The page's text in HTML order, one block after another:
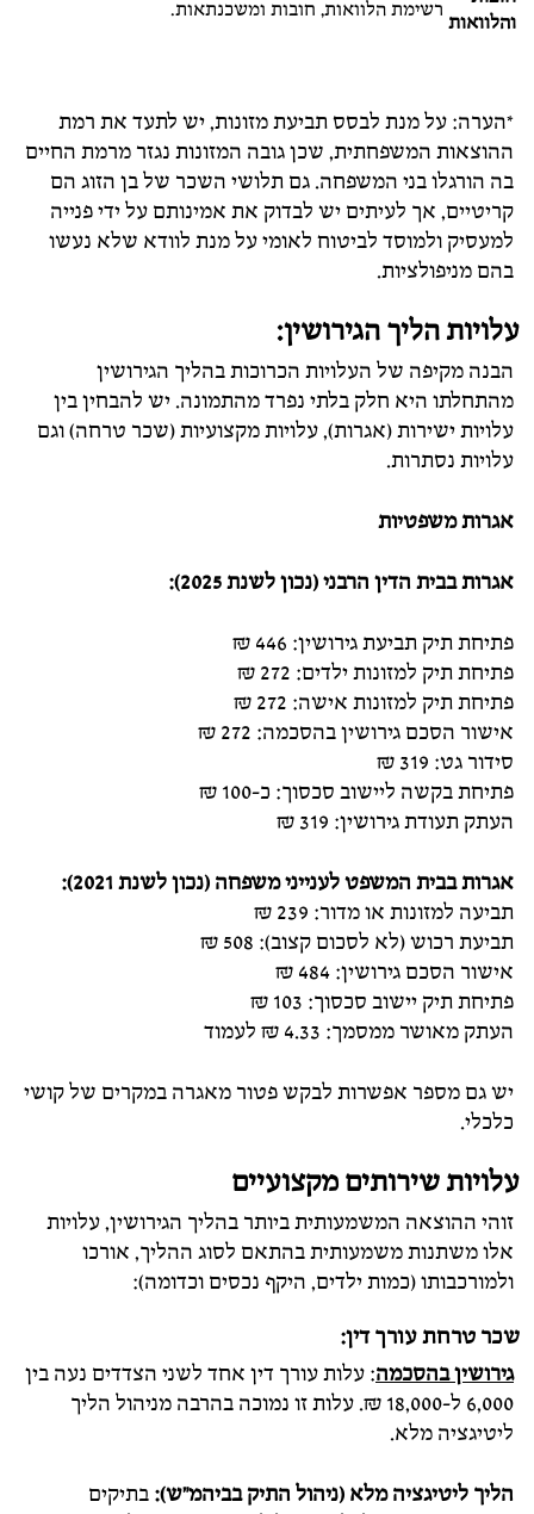
והלוואות
רשימת הלוואות, חובות ומשכנתאות.
*הערה: על מנת לבסס תביעת מזונות, יש לתעד את רמת
ההוצאות המשפחתית, שכן גובה המזונות נגזר מרמת החיים
בה הורגלו בני המשפחה. גם תלושי השכר של בן הזוג הם
קריטיים, אך לעיתים יש לבדוק את אמינותם על ידי פנייה
למעסיק ולמוסד לביטוח לאומי על מנת לוודא שלא נעשו
בהם מניפולציות.
עלויות הליך הגירושין:
הבנה מקיפה של העלויות הכרוכות בהליך הגירושין
מהתחלתו היא חלק בלתי נפרד מהתמונה. יש להבחין בין
עלויות ישירות (אגרות), עלויות מקצועיות (שכר טרחה) וגם
עלויות נסתרות.
אגרות משפטיות
אגרות בבית הדין הרבני (נכון לשנת 2025) :
פתיחת תיק תביעת גירושין: 446 ₪
פתיחת תיק למזונות ילדים: 272 ₪
פתיחת תיק למזונות אישה: 272 ₪
אישור הסכם גירושין בהסכמה: 272 ₪
סידור גט: 319 ₪
פתיחת בקשה ליישוב סכסוך: כ-100 ₪
העתק תעודת גירושין: 319 ₪
אגרות בבית המשפט לענייני משפחה (נכון לשנת 2021)
:
תביעה למזונות או מדור: 239 ₪
תביעת רכוש (לא לסכום קצוב): 508 ₪
אישור הסכם גירושין: 484 ₪
פתיחת תיק יישוב סכסוך: 103 ₪
העתק מאושר ממסמך: 4.33 ₪ לעמוד
יש גם מספר אפשרות לבקש פטור מאגרה במקרים של קושי
כלכלי.
עלויות שירותים מקצועיים
זוהי ההוצאה המשמעותית ביותר בהליך הגירושין, עלויות
אלו משתנות משמעותית בהתאם לסוג ההליך, אורכו
ולמורכבותו (כמות ילדים, היקף נכסים וכדומה):
שכר טרחת עורך דין:
גירושין בהסכמה: עלות עורך דין אחד לשני הצדדים נעה בין
6,000 ל-18,000 ₪. עלות זו נמוכה בהרבה מניהול הליך
ליטיגציה מלא.
הליך ליטיגציה מלא (ניהול התיק בביהמ"ש): בתיקים